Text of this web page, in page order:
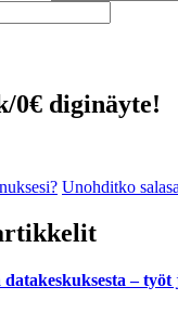
0€ diginäyte!
Unohditko
– työt